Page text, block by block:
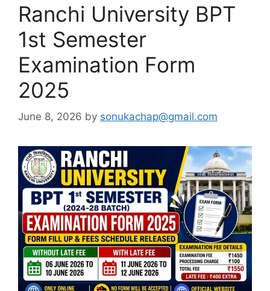
Ranchi University BPT
1st Semester
Examination Form
2025
June 8, 2026 by sonukachap@gmail.com